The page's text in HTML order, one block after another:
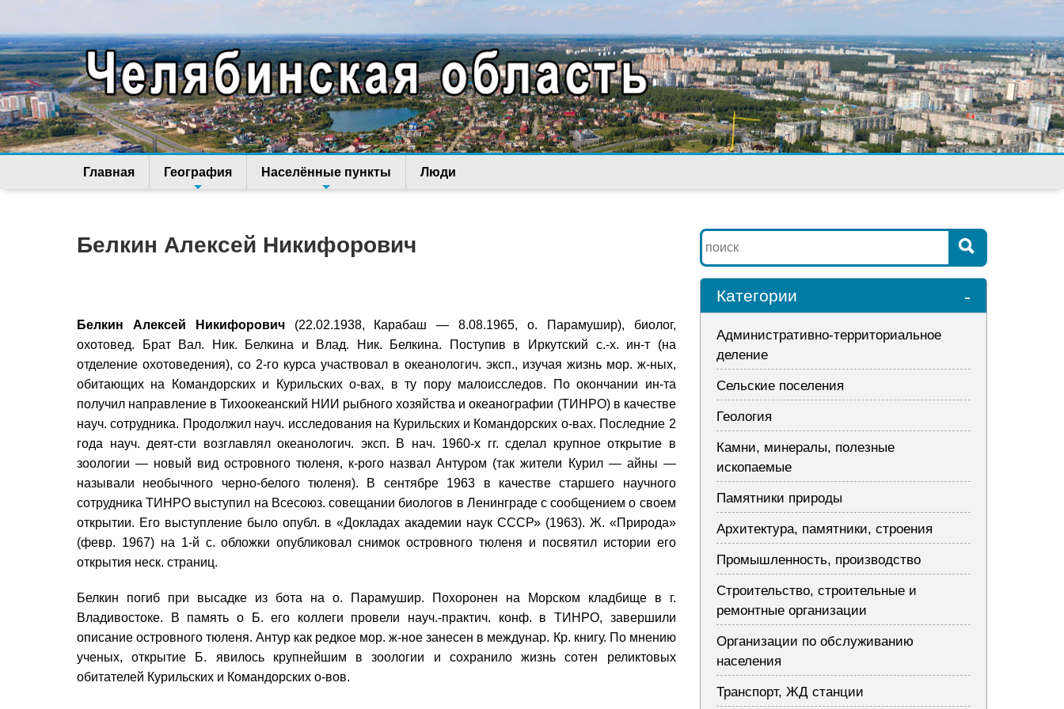
Главная География Населённые пункты Люди
Белкин Алексей Никифорович
Белкин Алексей Никифорович(22.02.1938, Карабаш — 8.08.1965, о. Парамушир), биолог,
охотовед. Брат Вал. Ник. Белкина и Влад. Ник. Белкина. Поступив в Иркутский с.-х. ин-т (на
отделение охотоведения), со 2-го курса участвовал в океанологич. эксп., изучая жизнь мор. ж-ных,
обитающих на Командорских и Курильских о-вах, в ту пору малоисследов. По окончании ин-та
получил направление в Тихоокеанский НИИ рыбного хозяйства и океанографии (ТИНРО) в качестве
науч. сотрудника. Продолжил науч. исследования на Курильских и Командорских о-вах. Последние 2
года науч. деят-сти возглавлял океанологич. эксп. В нач. 1960-х гг. сделал крупное открытие в
зоологии — новый вид островного тюленя, к-рого назвал Антуром (так жители Курил — айны —
называли необычного черно-белого тюленя). В сентябре 1963 в качестве старшего научного
сотрудника ТИНРО выступил на Всесоюз. совещании биологов в Ленинграде с сообщением о своем
открытии. Его выступление было опубл. в «Докладах академии наук СССР» (1963). Ж. «Природа»
(февр. 1967) на 1-й с. обложки опубликовал снимок островного тюленя и посвятил истории его
открытия неск. страниц.
Белкин погиб при высадке из бота на о. Парамушир. Похоронен на Морском кладбище в г.
Владивостоке. В память о Б. его коллеги провели науч.-практич. конф. в ТИНРО, завершили
описание островного тюленя. Антур как редкое мор. ж-ное занесен в междунар. Кр. книгу. По мнению
ученых, открытие Б. явилось крупнейшим в зоологии и сохранило жизнь сотен реликтовых
обитателей Курильских и Командорских о-вов.
Категории -
Административно-территориальное
деление
Сельские поселения
Геология
Камни, минералы, полезные
ископаемые
Памятники природы
Архитектура, памятники, строения
Промышленность, производство
Строительство, строительные и
ремонтные организации
Организации по обслуживанию
населения
Транспорт, ЖД станции